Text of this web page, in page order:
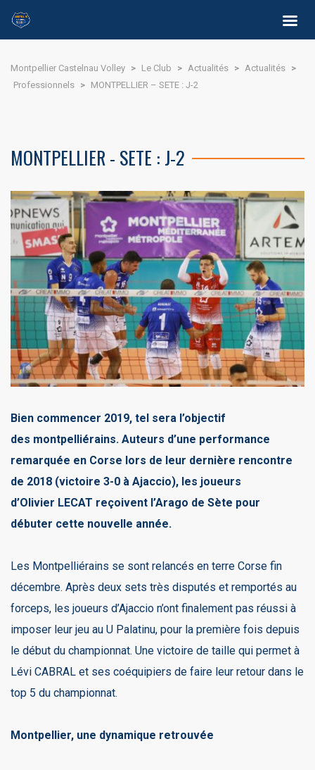
Montpellier Castelnau Volley > Le Club > Actualités > Actualités >
Professionnels > MONTPELLIER – SETE : J-2
MONTPELLIER - SETE : J-2
Bien commencer 2019, tel sera l’objectif
des montpelliérains. Auteurs d’une performance
remarquée en Corse lors de leur dernière rencontre
de 2018 (victoire 3-0 à Ajaccio), les joueurs
d’Olivier LECAT reçoivent l’Arago de Sète pour
débuter cette nouvelle année.
Les Montpelliérains se sont relancés en terre Corse fin
décembre. Après deux sets très disputés et remportés au
forceps, les joueurs d’Ajaccio n’ont finalement pas réussi à
imposer leur jeu au U Palatinu, pour la première fois depuis
le début du championnat. Une victoire de taille qui permet à
Lévi CABRAL et ses coéquipiers de faire leur retour dans le
top 5 du championnat.
Montpellier, une dynamique retrouvée